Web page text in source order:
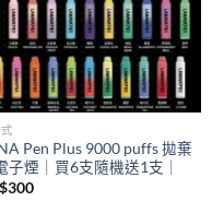
Pen Plus 9000 puffs 拋棄
子煙｜買6支隨機送1支｜
300